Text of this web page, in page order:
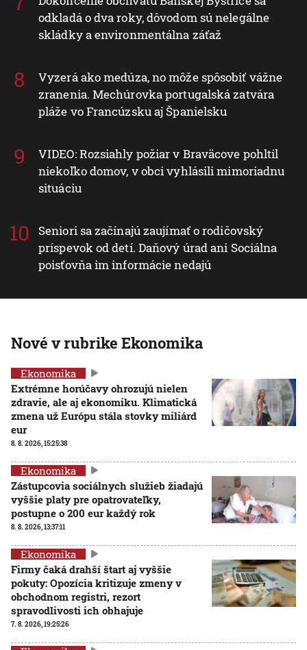
odkladá o dva roky, dôvodom sú nelegálne
skládky a environmentálna záťaž
Vyzerá ako medúza, no môže spôsobiť vážne
zranenia. Mechúrovka portugalská zatvára
pláže vo Francúzsku aj Španielsku
VIDEO: Rozsiahly požiar v Braväcove pohltil
niekoľko domov, v obci vyhlásili mimoriadnu
situáciu
Seniori sa začínajú zaujímať o rodičovský
príspevok od detí. Daňový úrad ani Sociálna
poisťovňa im informácie nedajú
Nové v rubrike Ekonomika
Ekonomika
Extrémne horúčavy ohrozujú nielen
zdravie, ale aj ekonomiku. Klimatická
zmena už Európu stála stovky miliárd
eur
8. 8. 2026, 15:25:38
Ekonomika
Zástupcovia sociálnych služieb žiadajú
vyššie platy pre opatrovateľky,
postupne o 200 eur každý rok
8. 8. 2026, 13:37:11
Ekonomika
Firmy čaká drahší štart aj vyššie
pokuty: Opozícia kritizuje zmeny v
obchodnom registri, rezort
spravodlivosti ich obhajuje
7. 8. 2026, 19:25:26